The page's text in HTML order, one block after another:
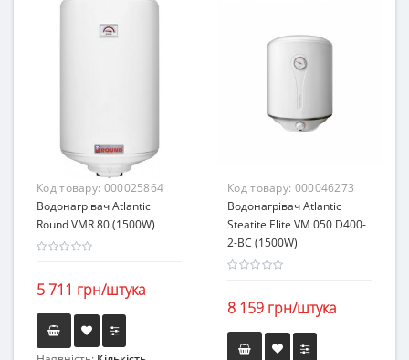
Код товару: 000025864
Водонагрівач Atlantic
Round VMR 80 (1500W)
5 711 грн/штука
Код товару: 000046273
Водонагрівач Atlantic
Steatite Elite VM 050 D400-
2-BC (1500W)
8 159 грн/штука